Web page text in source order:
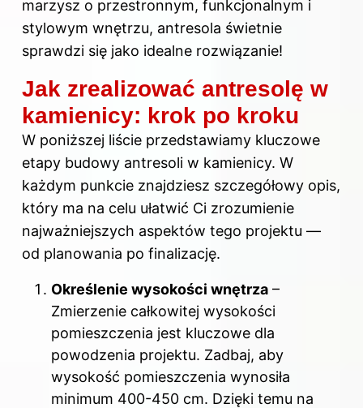
marzysz o przestronnym, funkcjonalnym i
stylowym wnętrzu, antresola świetnie
sprawdzi się jako idealne rozwiązanie!
Jak zrealizować antresolę w
kamienicy: krok po kroku
W poniższej liście przedstawiamy kluczowe
etapy budowy antresoli w kamienicy. W
każdym punkcie znajdziesz szczegółowy opis,
który ma na celu ułatwić Ci zrozumienie
najważniejszych aspektów tego projektu —
od planowania po finalizację.
Określenie wysokości wnętrza –
Zmierzenie całkowitej wysokości
pomieszczenia jest kluczowe dla
powodzenia projektu. Zadbaj, aby
wysokość pomieszczenia wynosiła
minimum 400-450 cm. Dzięki temu na